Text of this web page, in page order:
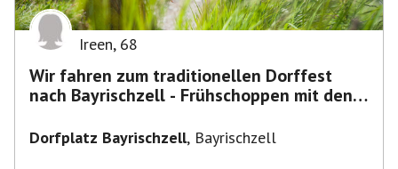
Ireen, 68
Wir fahren zum traditionellen Dorffest
nach Bayrischzell - Frühschoppen mit den
Dorfplatz Bayrischzell, Bayrischzell